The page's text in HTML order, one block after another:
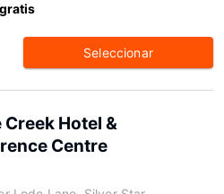
Seleccionar
Creek Hotel &
Centre